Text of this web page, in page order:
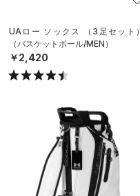
UAロー ソックス （3足セット）
（バスケットボール/MEN）
￥2,420